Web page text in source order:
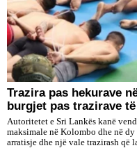
Trazira pas hekurave
burgjet pas trazirave
Autoritetet e Sri Lankës kanë
maksimale në Kolombo dhe në
arratisje dhe një vale trazirash që